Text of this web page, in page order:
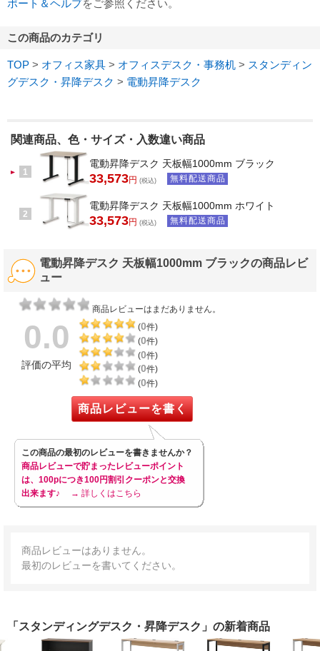
ポート＆ヘルプをご参照ください。
この商品のカテゴリ
TOP > オフィス家具 > オフィスデスク・事務机 > スタンディン
グデスク・昇降デスク > 電動昇降デスク
関連商品、色・サイズ・入数違い商品
1
電動昇降デスク 天板幅1000mm ブラック
33,573円 (税込) 無料配送商品
2
電動昇降デスク 天板幅1000mm ホワイト
33,573円 (税込) 無料配送商品
電動昇降デスク 天板幅1000mm ブラックの商品レビ
ュー
商品レビューはまだありません。
0.0
評価の平均
(0件)
(0件)
(0件)
(0件)
(0件)
商品レビューを書く
この商品の最初のレビューを書きませんか？
商品レビューで貯まったレビューポイント
は、100pにつき100円割引クーポンと交換
出来ます♪
→ 詳しくはこちら
商品レビューはありません。
最初のレビューを書いてください。
「スタンディングデスク・昇降デスク」の新着商品